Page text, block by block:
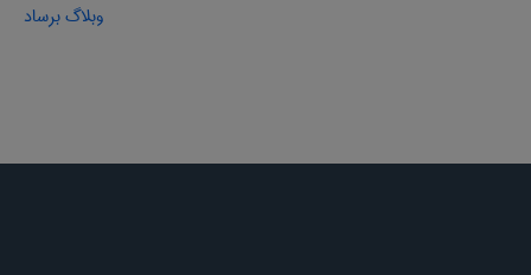
وبلاگ برساد